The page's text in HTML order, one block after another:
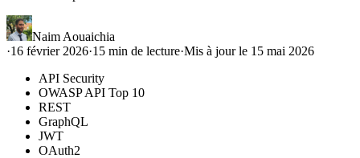
Naim Aouaichia
·16 février 2026·15 min de lecture·Mis à jour le 15 mai 2026
API Security
OWASP API Top 10
REST
GraphQL
JWT
OAuth2